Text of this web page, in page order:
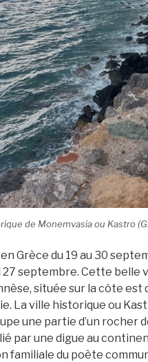
de Monemvasia ou Kastro
Grèce du 19 au 30
27 septembre. Cette belle
située sur la côte est
La ville historique ou
une partie d’un rocher
par une digue au
familiale du poète